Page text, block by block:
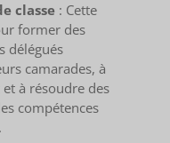
classe : Cette
former des
délégués
camarades, à
à résoudre des
compétences